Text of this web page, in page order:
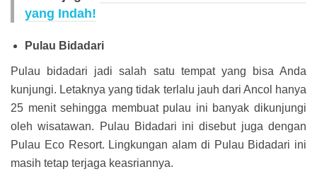
yang Indah!
Pulau Bidadari
Pulau bidadari jadi salah satu tempat yang bisa Anda
kunjungi. Letaknya yang tidak terlalu jauh dari Ancol hanya
25 menit sehingga membuat pulau ini banyak dikunjungi
oleh wisatawan. Pulau Bidadari ini disebut juga dengan
Pulau Eco Resort. Lingkungan alam di Pulau Bidadari ini
masih tetap terjaga keasriannya.